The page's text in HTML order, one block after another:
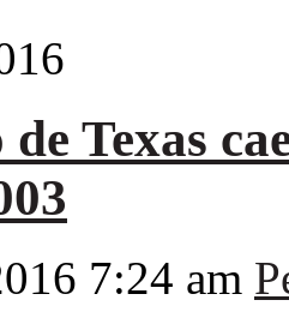
Texas
7:24 am